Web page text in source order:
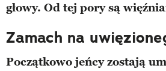
głowy. Od tej pory są
Zamach na
Początkowo jeńcy zostają